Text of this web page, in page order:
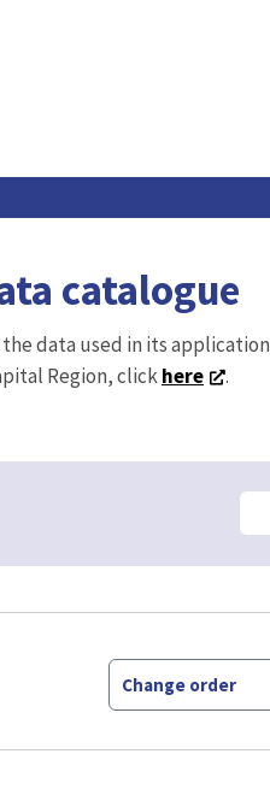
catalogue
data used in its
Region, clickhere .
Change order